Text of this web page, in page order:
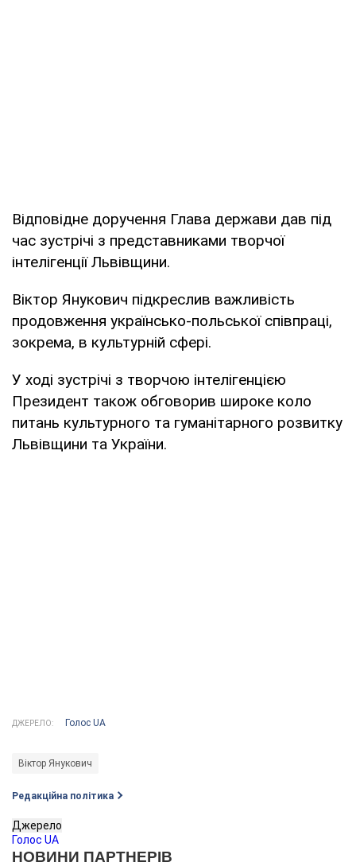
Відповідне доручення Глава держави дав під
час зустрічі з представниками творчої
інтелігенції Львівщини.
Віктор Янукович підкреслив важливість
продовження українсько-польської співпраці,
зокрема, в культурній сфері.
У ході зустрічі з творчою інтелігенцією
Президент також обговорив широке коло
питань культурного та гуманітарного розвитку
Львівщини та України.
ДЖЕРЕЛО: Голос UA
Віктор Янукович
Редакційна політика
Джерело
Голос UA